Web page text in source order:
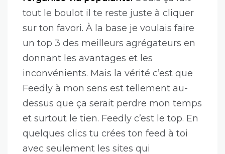
tout le boulot il te reste juste à cliquer
sur ton favori. À la base je voulais faire
un top 3 des meilleurs agrégateurs en
donnant les avantages et les
inconvénients. Mais la vérité c’est que
Feedly à mon sens est tellement au-
dessus que ça serait perdre mon temps
et surtout le tien. Feedly c’est le top. En
quelques clics tu crées ton feed à toi
avec seulement les sites qui